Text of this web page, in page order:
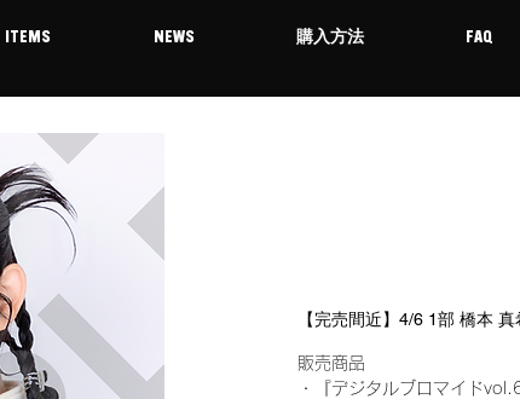
ITEMS NEWS 購入方法 FAQ
【完売間近】4/6 1部 橋本
販売商品
・『デジタルブロマイド